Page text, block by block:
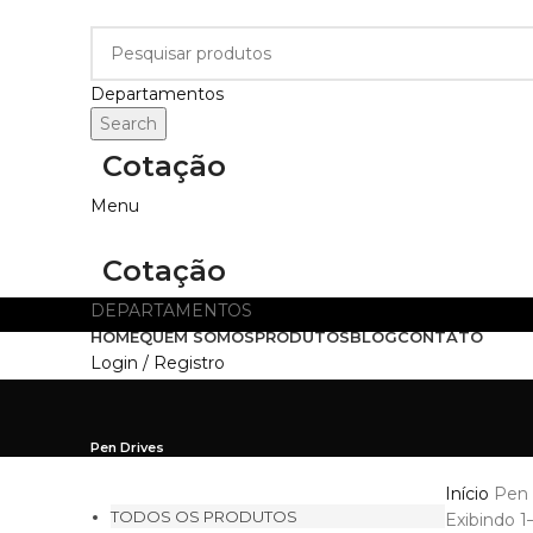
Departamentos
Search
Cotação
Menu
Cotação
DEPARTAMENTOS
HOMEQUEM SOMOSPRODUTOSBLOGCONTATO
Login / Registro
Pen Drives
TODOS OS PRODUTOS
Início Pen
Exibindo